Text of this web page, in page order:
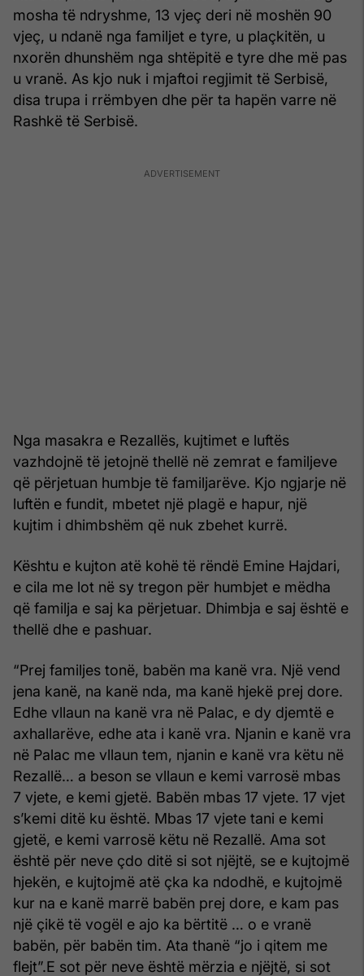
mosha të ndryshme, 13 vjeç deri në moshën 90
vjeç, u ndanë nga familjet e tyre, u plaçkitën, u
nxorën dhunshëm nga shtëpitë e tyre dhe më pas
u vranë. As kjo nuk i mjaftoi regjimit të Serbisë,
disa trupa i rrëmbyen dhe për ta hapën varre në
Rashkë të Serbisë.
Nga masakra e Rezallës, kujtimet e luftës
vazhdojnë të jetojnë thellë në zemrat e familjeve
që përjetuan humbje të familjarëve. Kjo ngjarje në
luftën e fundit, mbetet një plagë e hapur, një
kujtim i dhimbshëm që nuk zbehet kurrë.
Kështu e kujton atë kohë të rëndë Emine Hajdari,
e cila me lot në sy tregon për humbjet e mëdha
që familja e saj ka përjetuar. Dhimbja e saj është e
thellë dhe e pashuar.
“Prej familjes tonë, babën ma kanë vra. Një vend
jena kanë, na kanë nda, ma kanë hjekë prej dore.
Edhe vllaun na kanë vra në Palac, e dy djemtë e
axhallarëve, edhe ata i kanë vra. Njanin e kanë vra
në Palac me vllaun tem, njanin e kanë vra këtu në
Rezallë… a beson se vllaun e kemi varrosë mbas
7 vjete, e kemi gjetë. Babën mbas 17 vjete. 17 vjet
s’kemi ditë ku është. Mbas 17 vjete tani e kemi
gjetë, e kemi varrosë këtu në Rezallë. Ama sot
është për neve çdo ditë si sot njëjtë, se e kujtojmë
hjekën, e kujtojmë atë çka ka ndodhë, e kujtojmë
kur na e kanë marrë babën prej dore, e kam pas
një çikë të vogël e ajo ka bërtitë … o e vranë
babën, për babën tim. Ata thanë “jo i qitem me
flejt”.E sot për neve është mërzia e njëjtë, si sot